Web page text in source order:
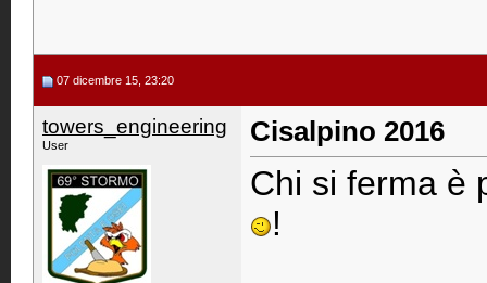
07 dicembre 15, 23:20
towers_engineering
User Cisalpino 2016
Chi si ferma è
!